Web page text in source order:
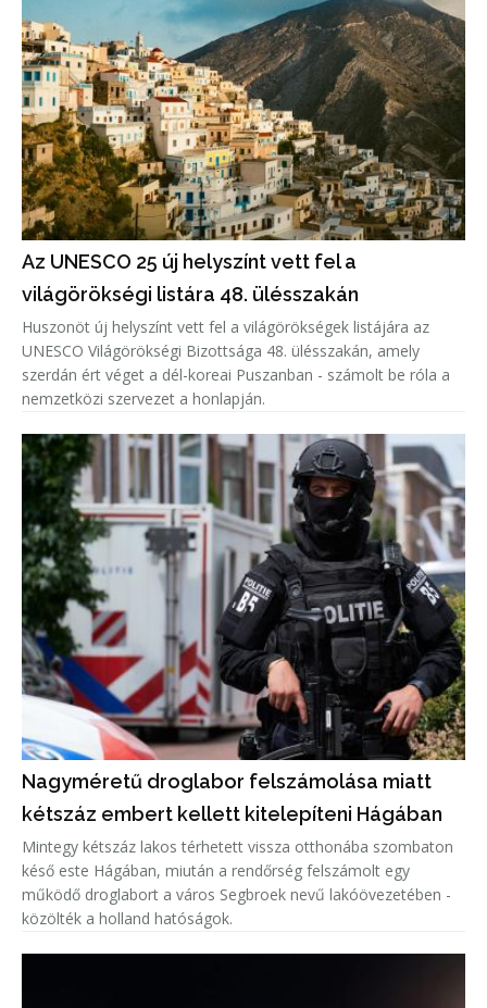
Az UNESCO 25 új helyszínt vett fel a
világörökségi listára 48. ülésszakán
Huszonöt új helyszínt vett fel a világörökségek listájára az
UNESCO Világörökségi Bizottsága 48. ülésszakán, amely
szerdán ért véget a dél-koreai Puszanban - számolt be róla a
nemzetközi szervezet a honlapján.
Nagyméretű droglabor felszámolása miatt
kétszáz embert kellett kitelepíteni Hágában
Mintegy kétszáz lakos térhetett vissza otthonába szombaton
késő este Hágában, miután a rendőrség felszámolt egy
működő droglabort a város Segbroek nevű lakóövezetében -
közölték a holland hatóságok.